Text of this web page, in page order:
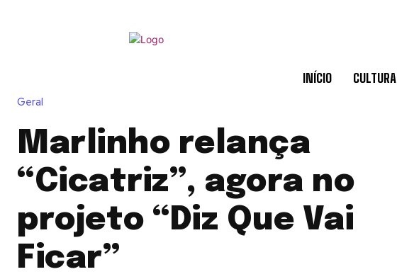
INÍCIO CULTURA
Geral
Marlinho relança
“Cicatriz”, agora no
projeto “Diz Que Vai
Ficar”